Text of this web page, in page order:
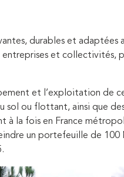
durables et adaptées
et collectivités,
et l’exploitation de
ou flottant, ainsi que des
à la fois en France
un portefeuille de 100